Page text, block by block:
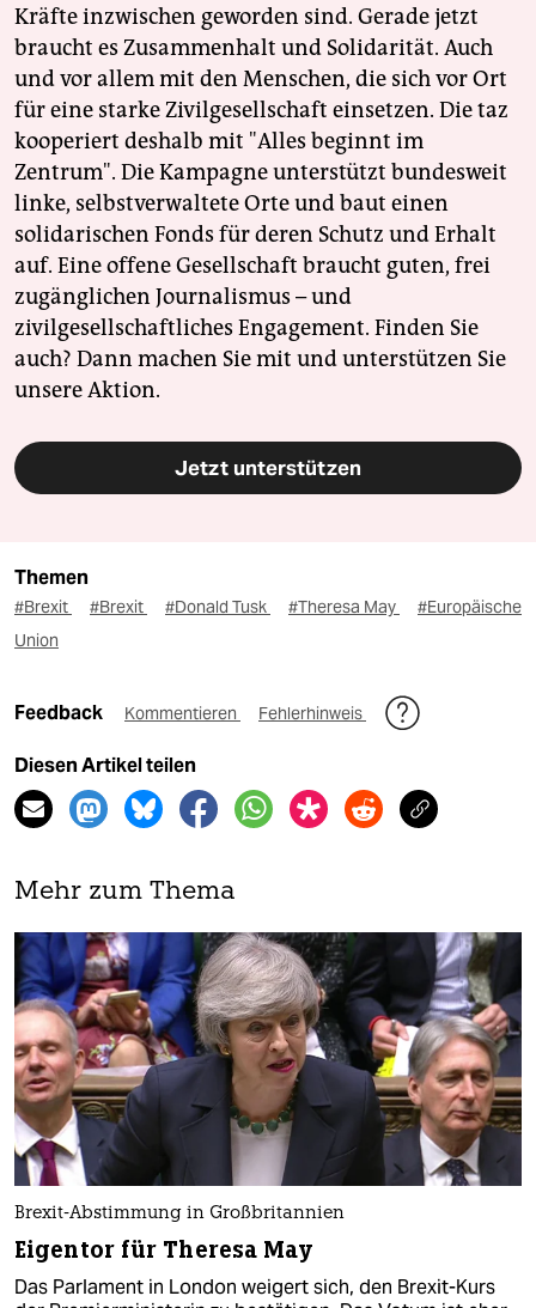
Kräfte inzwischen geworden sind. Gerade jetzt
braucht es Zusammenhalt und Solidarität. Auch
und vor allem mit den Menschen, die sich vor Ort
für eine starke Zivilgesellschaft einsetzen. Die taz
kooperiert deshalb mit "Alles beginnt im
Zentrum". Die Kampagne unterstützt bundesweit
linke, selbstverwaltete Orte und baut einen
solidarischen Fonds für deren Schutz und Erhalt
auf. Eine offene Gesellschaft braucht guten, frei
zugänglichen Journalismus – und
zivilgesellschaftliches Engagement. Finden Sie
auch? Dann machen Sie mit und unterstützen Sie
unsere Aktion.
Jetzt unterstützen
Themen
#Brexit #Brexit #Donald Tusk #Theresa May
#Europäische
Union
Feedback Kommentieren Fehlerhinweis
Diesen Artikel teilen
Mehr zum Thema
Brexit-Abstimmung in Großbritannien
Eigentor für Theresa May
Das Parlament in London weigert sich, den Brexit-Kurs